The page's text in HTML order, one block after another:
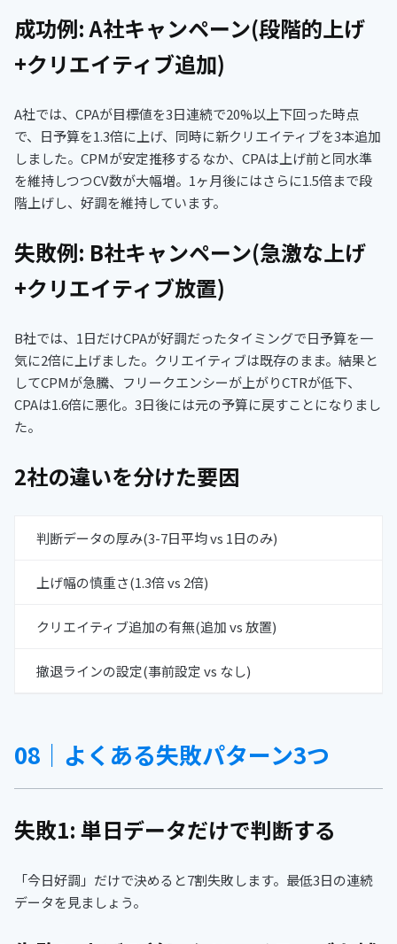
成功例: A社キャンペーン(段階的上げ
+クリエイティブ追加)
A社では、CPAが目標値を3日連続で20%以上下回った時点
で、日予算を1.3倍に上げ、同時に新クリエイティブを3本追加
しました。CPMが安定推移するなか、CPAは上げ前と同水準
を維持しつつCV数が大幅増。1ヶ月後にはさらに1.5倍まで段
階上げし、好調を維持しています。
失敗例: B社キャンペーン(急激な上げ
+クリエイティブ放置)
B社では、1日だけCPAが好調だったタイミングで日予算を一
気に2倍に上げました。クリエイティブは既存のまま。結果と
してCPMが急騰、フリークエンシーが上がりCTRが低下、
CPAは1.6倍に悪化。3日後には元の予算に戻すことになりまし
た。
2社の違いを分けた要因
判断データの厚み(3-7日平均 vs 1日のみ)
上げ幅の慎重さ(1.3倍 vs 2倍)
クリエイティブ追加の有無(追加 vs 放置)
撤退ラインの設定(事前設定 vs なし)
08｜よくある失敗パターン3つ
失敗1: 単日データだけで判断する
「今日好調」だけで決めると7割失敗します。最低3日の連続
データを見ましょう。